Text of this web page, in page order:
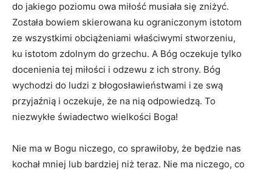
do jakiego poziomu owa miłość musiała się zniżyć.
Została bowiem skierowana ku ograniczonym istotom
ze wszystkimi obciążeniami właściwymi stworzeniu,
ku istotom zdolnym do grzechu. A Bóg oczekuje tylko
docenienia tej miłości i odzewu z ich strony. Bóg
wychodzi do ludzi z błogosławieństwami i ze swą
przyjaźnią i oczekuje, że na nią odpowiedzą. To
niezwykłe świadectwo wielkości Boga!
Nie ma w Bogu niczego, co sprawiłoby, że będzie nas
kochał mniej lub bardziej niż teraz. Nie ma niczego, co